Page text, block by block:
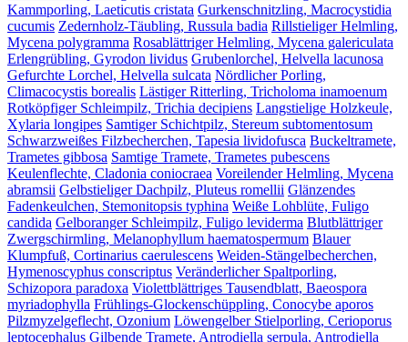
Kammporling, Laeticutis cristata Gurkenschnitzling, Macrocystidia
cucumis Zedernholz-Täubling, Russula badia Rillstieliger Helmling,
Mycena polygramma Rosablättriger Helmling, Mycena galericulata
Erlengrübling, Gyrodon lividus Grubenlorchel, Helvella lacunosa
Gefurchte Lorchel, Helvella sulcata Nördlicher Porling,
Climacocystis borealis Lästiger Ritterling, Tricholoma inamoenum
Rotköpfiger Schleimpilz, Trichia decipiens Langstielige Holzkeule,
Xylaria longipes Samtiger Schichtpilz, Stereum subtomentosum
Schwarzweißes Filzbecherchen, Tapesia lividofusca Buckeltramete,
Trametes gibbosa Samtige Tramete, Trametes pubescens
Keulenflechte, Cladonia coniocraea Voreilender Helmling, Mycena
abramsii Gelbstieliger Dachpilz, Pluteus romellii Glänzendes
Fadenkeulchen, Stemonitopsis typhina Weiße Lohblüte, Fuligo
candida Gelboranger Schleimpilz, Fuligo leviderma Blutblättriger
Zwergschirmling, Melanophyllum haematospermum Blauer
Klumpfuß, Cortinarius caerulescens Weiden-Stängelbecherchen,
Hymenoscyphus conscriptus Veränderlicher Spaltporling,
Schizopora paradoxa Violettblättriges Tausendblatt, Baeospora
myriadophylla Frühlings-Glockenschüppling, Conocybe aporos
Pilzmyzelgeflecht, Ozonium Löwengelber Stielporling, Cerioporus
leptocephalus Gilbende Tramete, Antrodiella serpula, Antrodiella